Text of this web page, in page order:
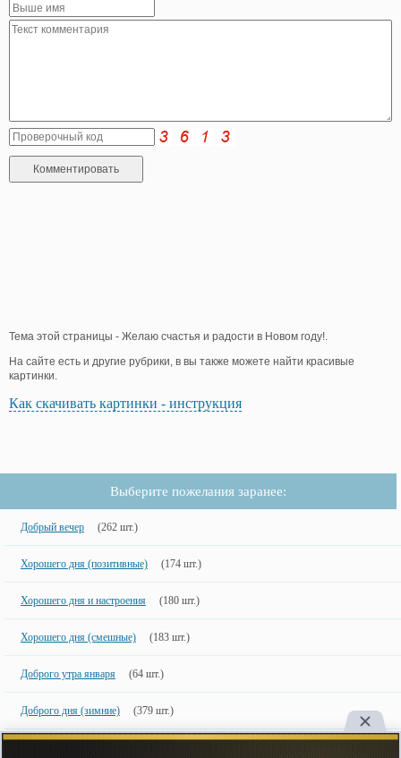
Тема этой страницы - Желаю счастья и радости в Новом году!.
На сайте есть и другие рубрики, в вы также можете найти красивые
картинки.
Как скачивать картинки - инструкция
Выберите пожелания заранее:
Добрый вечер (262 шт.)
Хорошего дня (позитивные) (174 шт.)
Хорошего дня и настроения (180 шт.)
Хорошего дня (смешные) (183 шт.)
Доброго утра января (64 шт.)
Доброго дня (зимние) (379 шт.)